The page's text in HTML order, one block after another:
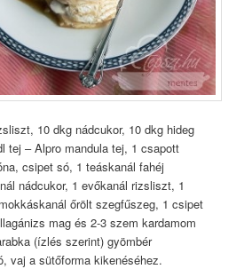
10 dkg nádcukor, 10 dkg hideg
tej – Alpro mandula tej, 1 csapott
csipet só, 1 teáskanál fahéj
nádcukor, 1 evőkanál rizsliszt, 1
őrölt szegfűszeg, 1 csipet
mag és 2-3 szem kardamom
(ízlés szerint) gyömbér
vaj a sütőforma kikenéséhez.